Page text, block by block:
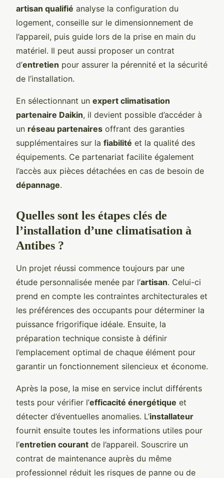
artisan qualifié analyse la configuration du
logement, conseille sur le dimensionnement de
l’appareil, puis guide lors de la prise en main du
matériel. Il peut aussi proposer un contrat
d’entretien pour assurer la pérennité et la sécurité
de l’installation.
En sélectionnant un expert climatisation
partenaire Daikin, il devient possible d’accéder à
un réseau partenaires offrant des garanties
supplémentaires sur la fiabilité et la qualité des
équipements. Ce partenariat facilite également
l’accès aux pièces détachées en cas de besoin de
dépannage.
Quelles sont les étapes clés de
l’installation d’une climatisation à
Antibes ?
Un projet réussi commence toujours par une
étude personnalisée menée par l’artisan. Celui-ci
prend en compte les contraintes architecturales et
les préférences des occupants pour déterminer la
puissance frigorifique idéale. Ensuite, la
préparation technique consiste à définir
l’emplacement optimal de chaque élément pour
garantir un fonctionnement silencieux et économe.
Après la pose, la mise en service inclut différents
tests pour vérifier l’efficacité énergétique et
détecter d’éventuelles anomalies. L’installateur
fournit ensuite toutes les informations utiles pour
l’entretien courant de l’appareil. Souscrire un
contrat de maintenance auprès du même
professionnel réduit les risques de panne ou de